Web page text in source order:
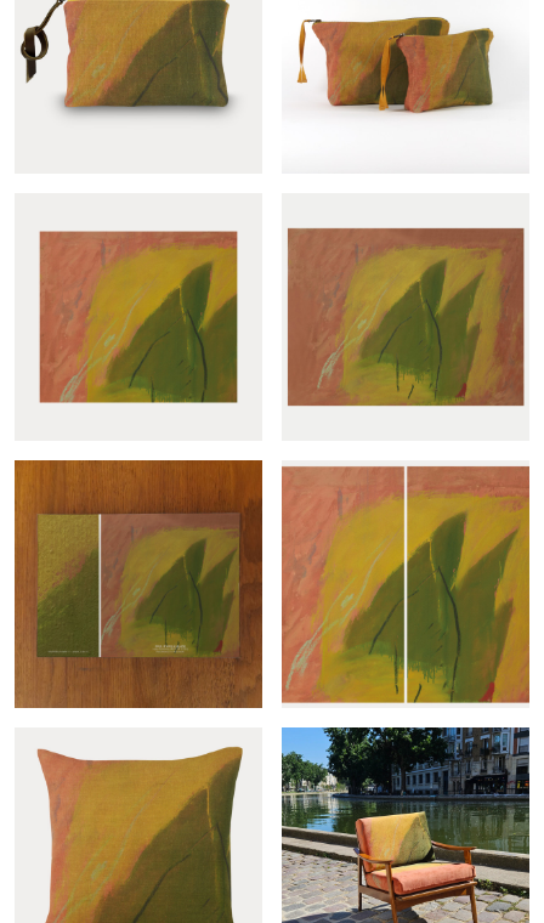
Colonne Feuille sur la
falaise
Applique Feuille sur la...
Pochette Feuille sur la...
Trousse Feuille sur la
falaise
Panneau à suspendre
Feuille...
Panoramique Feuille sur
la...
Échantillon Feuille sur la... Rideau Feuille sur la falaise